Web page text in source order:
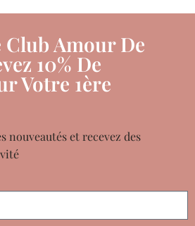
Club Amour De
10% De
Votre 1ère
nouveautés et recevez des